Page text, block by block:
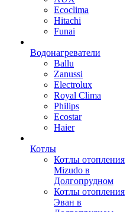
Ecoclima
Hitachi
Funai
Водонагреватели
Ballu
Zanussi
Electrolux
Royal Clima
Philips
Ecostar
Haier
Котлы
Котлы отопления
Mizudo в
Долгопрудном
Котлы отопления
Эван в